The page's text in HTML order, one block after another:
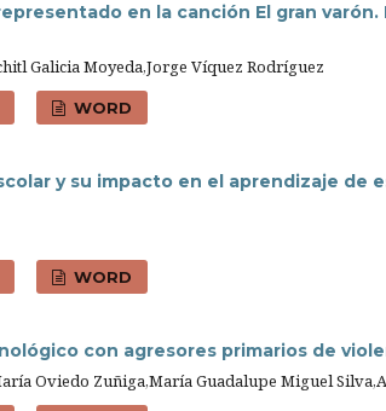
en la canción El gran
Galicia Moyeda,Jorge Víquez Rodríguez
WORD
y su impacto en el aprendizaje de
WORD
con agresores primarios de
Oviedo Zuñiga,María Guadalupe Miguel